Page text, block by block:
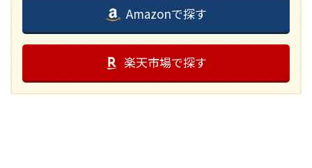
Amazonで探す
楽天市場で探す